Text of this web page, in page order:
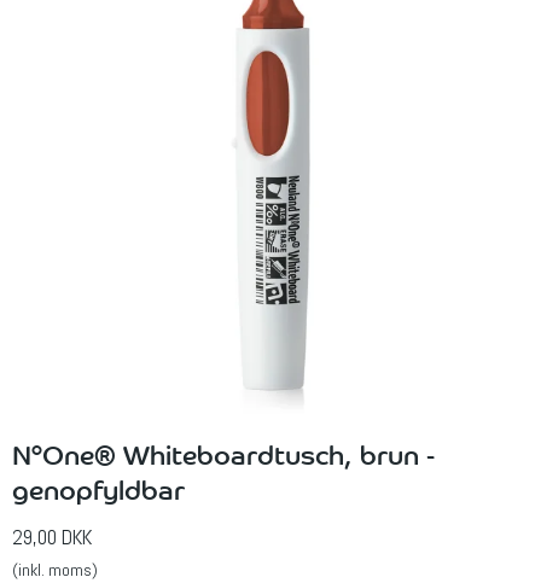
N°One® Whiteboardtusch, brun -
genopfyldbar
29,00 DKK
(inkl. moms)